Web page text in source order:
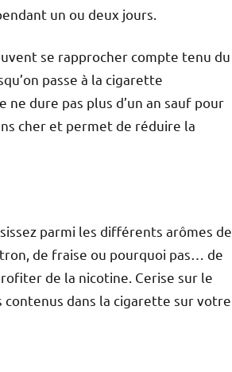
un ou deux jours.
se rapprocher compte tenu du
passe à la cigarette
dure pas plus d’un an sauf pour
cher et permet de réduire la
parmi les différents arômes de
de fraise ou pourquoi pas… de
de la nicotine. Cerise sur le
contenus dans la cigarette sur votre